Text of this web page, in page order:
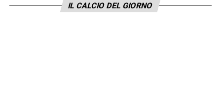
IL CALCIO DEL GIORNO